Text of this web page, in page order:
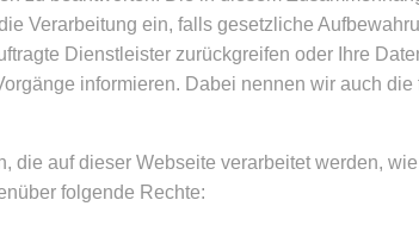
Verarbeitung ein, falls gesetzliche
Dienstleister zurückgreifen oder Ihre
informieren. Dabei nennen wir auch
die auf dieser Webseite verarbeitet werden,
folgende Rechte: